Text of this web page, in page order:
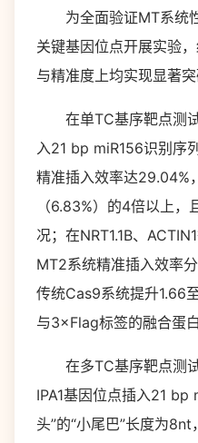
为全面验证MT系统
关键基因位点开展实验
与精准度上均实现显著突
在单TC基序靶点测试
入21 bp miR156识别序
精准插入效率达29.04%
（6.83%）的4倍以上
况；在NRT1.1B、
MT2系统精准插入效率
传统Cas9系统提升1.66
与3×Flag标签的融合蛋
在多TC基序靶点测试
IPA1基因位点插入21 bp
头”的“小尾巴”长度为